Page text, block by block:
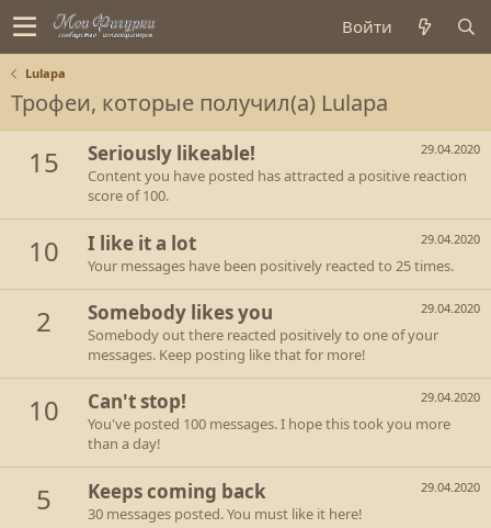
Войти
Lulapa
Трофеи, которые получил(а) Lulapa
15 29.04.2020
Seriously likeable!
Content you have posted has attracted a positive reaction
score of 100.
10 29.04.2020
I like it a lot
Your messages have been positively reacted to 25 times.
2 29.04.2020
Somebody likes you
Somebody out there reacted positively to one of your
messages. Keep posting like that for more!
10 29.04.2020
Can't stop!
You've posted 100 messages. I hope this took you more
than a day!
5 29.04.2020
Keeps coming back
30 messages posted. You must like it here!